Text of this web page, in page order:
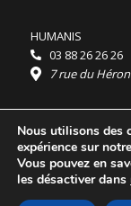
HUMANIS
03 88 26 26 26
7 rue du
Horaires :
HUMANIS : du
Ordidocaz : du
© 2025 HUMANIS,
Nous utilisons des
expérience sur
Vous pouvez en
les désactiver dans